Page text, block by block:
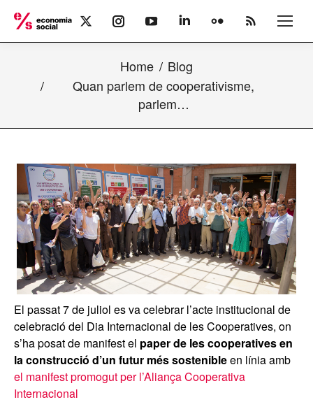
X
page
new
window
Instagram
page
in
new
window
YouTube
page
in
new
window
Linkedin
page
in
new
window
Flickr
page
new
window
Rss
page
new
window
Home
Blog
Quan parlem de cooperativisme,
parlem…
El passat 7 de juliol es va celebrar l’acte institucional de
celebració del Dia Internacional de les Cooperatives, on
s’ha posat de manifest el paper de les cooperatives en
la construcció d’un futur més sostenibleen línia amb
el manifest promogut per l’Aliança Cooperativa
Internacional